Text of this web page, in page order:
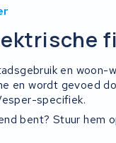
en woon-
en wordt gevoed
specifiek.
bent? Stuur hem